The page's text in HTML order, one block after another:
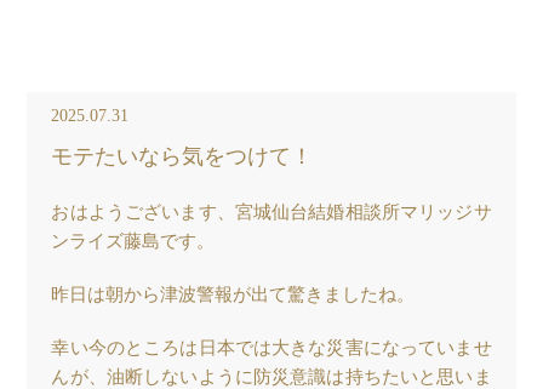
2025.07.31
モテたいなら気をつけて！
おはようございます、宮城仙台結婚相談所マリッジサ
ンライズ藤島です。
昨日は朝から津波警報が出て驚きましたね。
幸い今のところは日本では大きな災害になっていませ
んが、油断しないように防災意識は持ちたいと思いま